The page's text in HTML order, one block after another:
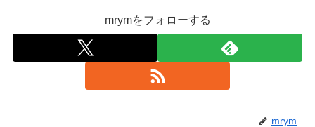
mrymをフォローする
mrym